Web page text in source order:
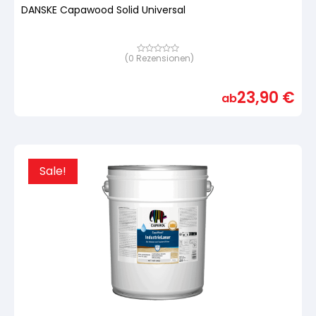
DANSKE Capawood Solid Universal
Bewertet
(0 Rezensionen)
ab23,90 €
Sale!